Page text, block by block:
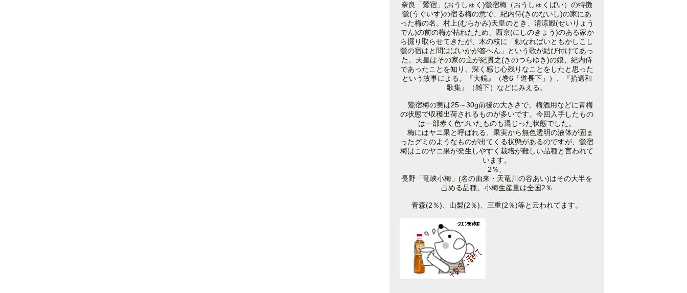
奈良「鶯宿」(おうしゅく)鶯宿梅（おうしゅくばい）の特徴
鶯(うぐいす)の宿る梅の意で、紀内侍(きのないし)の家にあ
った梅の名。村上(むらかみ)天皇のとき、清涼殿(せいりょう
でん)の前の梅が枯れたため、西京(にしのきょう)のある家か
ら掘り取らせてきたが、木の枝に「勅なればいともかしこし
鶯の宿はと問はばいかが答へん」という歌が結び付けてあっ
た。天皇はその家の主が紀貫之(きのつらゆき)の娘、紀内侍
であったことを知り、深く感じ心残りなことをしたと思った
という故事による。『大鏡』（巻6「道長下」）、『拾遺和
歌集』（雑下）などにみえる。
鶯宿梅の実は25～30g前後の大きさで、梅酒用などに青梅
の状態で収穫出荷されるものが多いです。今回入手したもの
は一部赤く色づいたものも混じった状態でした。
梅にはヤニ果と呼ばれる、果実から無色透明の液体が固ま
ったグミのようなものが出てくる状態があるのですが、鶯宿
梅はこのヤニ果が発生しやすく栽培が難しい品種と言われて
います。
2％、
長野「竜峡小梅」(名の由来・天竜川の谷あい)はその大半を
占める品種。小梅生産量は全国2％
青森(2％)、山梨(2％)、三重(2％)等と云われてます。